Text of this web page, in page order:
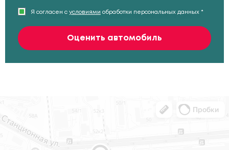
Я согласен с условиями обработки персональных данных *
Оценить автомобиль